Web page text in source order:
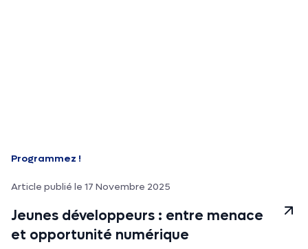
Programmez !
Article publié le 17 Novembre 2025
Jeunes développeurs : entre menace
et opportunité numérique